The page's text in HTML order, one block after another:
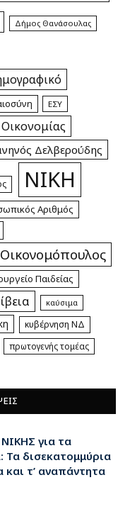
Δήμος Θανάσουλας
ΕΣΥ
Δελβερούδης
ΝΙΚΗ
Αριθμός
Παιδείας
καύσιμα
κυβέρνηση ΝΔ
πρωτογενής τομέας
για τα
Τα δισεκατομμύρια
και τ’ αναπάντητα